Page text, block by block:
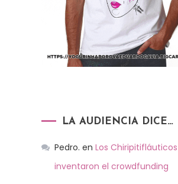
LA AUDIENCIA DICE…
Pedro. en Los Chiripitifláuticos
inventaron el crowdfunding